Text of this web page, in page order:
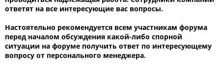
ответят на все интересующие вас вопросы.
Настоятельно рекомендуется всем участникам форума
перед началом обсуждения какой-либо спорной
ситуации на форуме получить ответ по интересующему
вопросу от персонального менеджера.